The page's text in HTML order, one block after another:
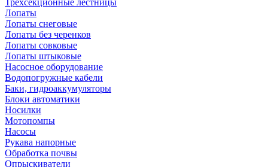
Трехсекционные лестницы
Лопаты
Лопаты снеговые
Лопаты без черенков
Лопаты совковые
Лопаты штыковые
Насосное оборудование
Водопогружные кабели
Баки, гидроаккумуляторы
Блоки автоматики
Носилки
Мотопомпы
Насосы
Рукава напорные
Обработка почвы
Опрыскиватели